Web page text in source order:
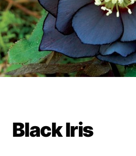
Black Iris